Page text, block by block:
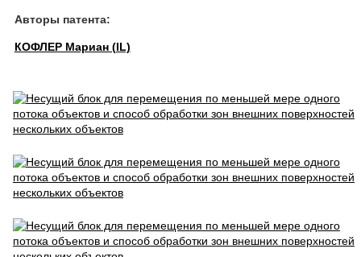
Авторы патента:
КОФЛЕР Мариан (IL)